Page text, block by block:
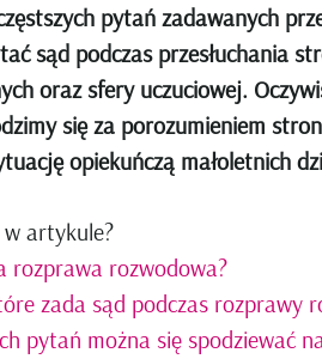
pytań zadawanych
sąd podczas przesłuchania
oraz sfery uczuciowej.
się za porozumieniem
opiekuńczą małoletnich
w artykule?
rozprawa rozwodowa?
zada sąd podczas rozprawy
pytań można się spodziewać